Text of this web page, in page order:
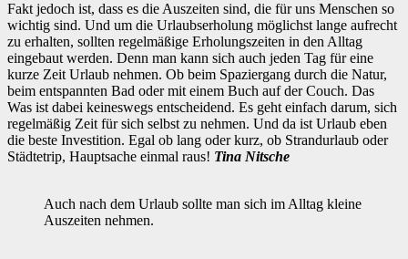
Fakt jedoch ist, dass es die Auszeiten sind, die für uns Menschen so
wichtig sind. Und um die Urlaubserholung möglichst lange aufrecht
zu erhalten, sollten regelmäßige Erholungszeiten in den Alltag
eingebaut werden. Denn man kann sich auch jeden Tag für eine
kurze Zeit Urlaub nehmen. Ob beim Spaziergang durch die Natur,
beim entspannten Bad oder mit einem Buch auf der Couch. Das
Was ist dabei keineswegs entscheidend. Es geht einfach darum, sich
regelmäßig Zeit für sich selbst zu nehmen. Und da ist Urlaub eben
die beste Investition. Egal ob lang oder kurz, ob Strandurlaub oder
Städtetrip, Hauptsache einmal raus! Tina Nitsche
Auch nach dem Urlaub sollte man sich im Alltag kleine
Auszeiten nehmen.